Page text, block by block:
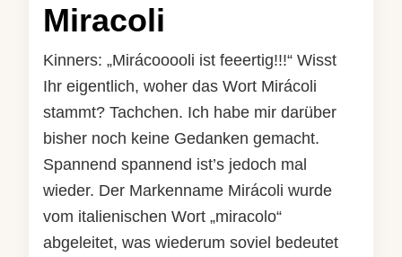
Miracoli
Kinners: „Mirácooooli ist feeertig!!!“ Wisst
Ihr eigentlich, woher das Wort Mirácoli
stammt? Tachchen. Ich habe mir darüber
bisher noch keine Gedanken gemacht.
Spannend spannend ist’s jedoch mal
wieder. Der Markenname Mirácoli wurde
vom italienischen Wort „miracolo“
abgeleitet, was wiederum soviel bedeutet